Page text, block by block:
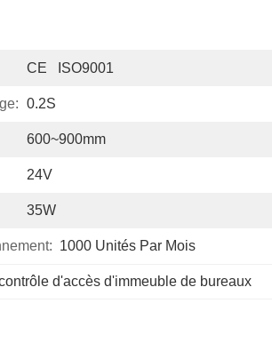
CE   ISO9001
0.2S
600~900mm
24V
35W
1000 Unités Par Mois
d'accès d'immeuble de bureaux